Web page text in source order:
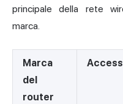
principale della rete
marca.
Marca
del
router